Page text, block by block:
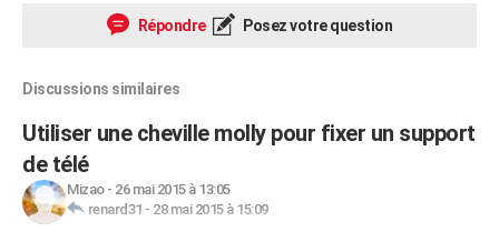
Répondre Posez votre question
Discussions similaires
Utiliser une cheville molly pour fixer un support
de télé
Mizao- 26 mai 2015 à 13:05
renard31 - 28 mai 2015 à 15:09